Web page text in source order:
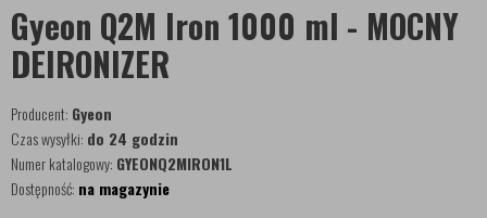
Gyeon Q2M Iron 1000 ml - MOCNY
DEIRONIZER
Producent: Gyeon
Czas wysyłki: do 24 godzin
Numer katalogowy: GYEONQ2MIRON1L
Dostępność: na magazynie